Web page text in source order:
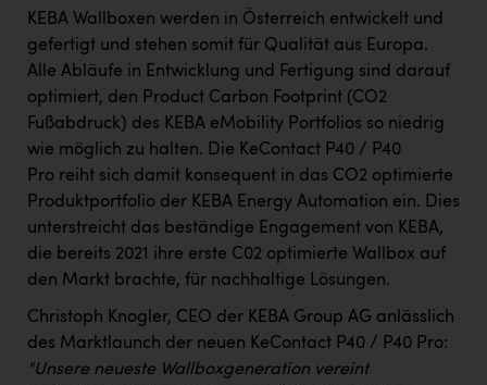
KEBA Wallboxen werden in Österreich entwickelt und
gefertigt und stehen somit für Qualität aus Europa.
Alle Abläufe in Entwicklung und Fertigung sind darauf
optimiert, den Product Carbon Footprint (CO2
Fußabdruck) des KEBA eMobility Portfolios so niedrig
wie möglich zu halten. Die KeContact P40 / P40
Pro reiht sich damit konsequent in das CO2 optimierte
Produktportfolio der KEBA Energy Automation ein. Dies
unterstreicht das beständige Engagement von KEBA,
die bereits 2021 ihre erste C02 optimierte Wallbox auf
den Markt brachte, für nachhaltige Lösungen.
Christoph Knogler, CEO der KEBA Group AG anlässlich
des Marktlaunch der neuen KeContact P40 / P40 Pro:
"Unsere neueste Wallboxgeneration vereint